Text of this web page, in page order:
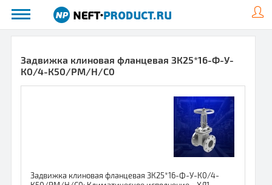
Задвижка клиновая фланцевая ЗК25*16-Ф-У-
К0/4-К50/РМ/Н/С0
Задвижка клиновая фланцевая ЗК25*16-Ф-У-К0/4-